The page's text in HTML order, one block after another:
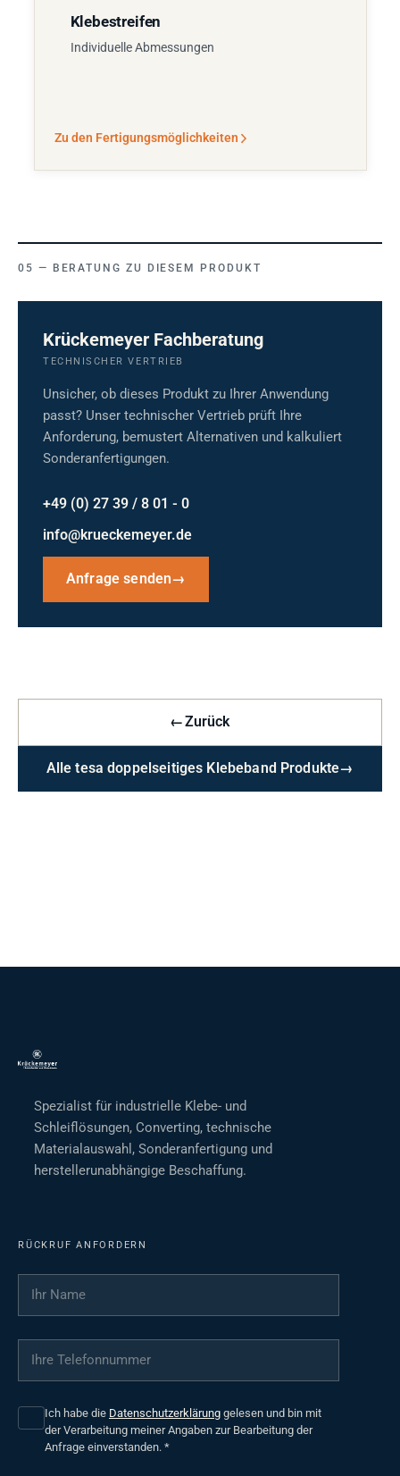
Klebestreifen
Individuelle Abmessungen
Zu den Fertigungsmöglichkeiten
BERATUNG ZU DIESEM PRODUKT
Krückemeyer Fachberatung
TECHNISCHER VERTRIEB
Unsicher, ob dieses Produkt zu Ihrer Anwendung
passt? Unser technischer Vertrieb prüft Ihre
Anforderung, bemustert Alternativen und kalkuliert
Sonderanfertigungen.
+49 (0) 27 39 / 8 01 - 0
info@krueckemeyer.de
Anfrage senden→
←Zurück
Alle tesa doppelseitiges Klebeband Produkte→
Spezialist für industrielle Klebe- und
Schleiflösungen, Converting, technische
Materialauswahl, Sonderanfertigung und
herstellerunabhängige Beschaffung.
RÜCKRUF ANFORDERN
Ihr Name
Ihre Telefonnummer
Ich habe die Datenschutzerklärung gelesen und bin mit
der Verarbeitung meiner Angaben zur Bearbeitung der
Anfrage einverstanden. *